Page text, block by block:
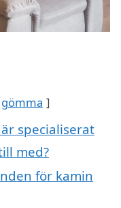
gömma
specialiserat
med?
för kamin